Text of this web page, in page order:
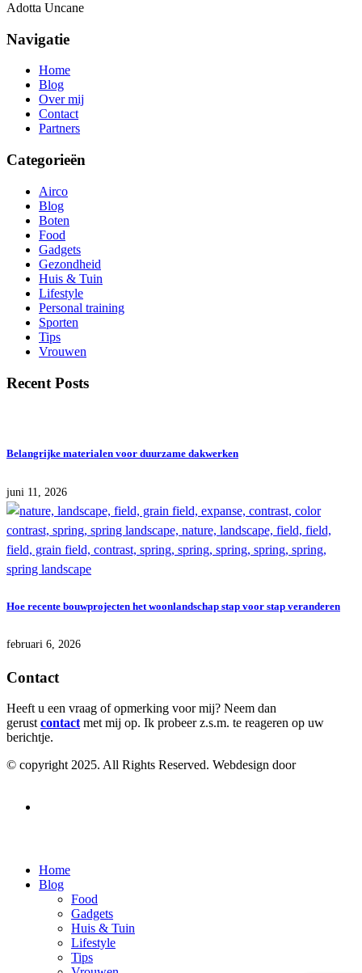
Adotta Uncane
Navigatie
Home
Blog
Over mij
Contact
Partners
Categorieën
Airco
Blog
Boten
Food
Gadgets
Gezondheid
Huis & Tuin
Lifestyle
Personal training
Sporten
Tips
Vrouwen
Recent Posts
Belangrijke materialen voor duurzame dakwerken
juni 11, 2026
Hoe recente bouwprojecten het woonlandschap stap voor stap veranderen
februari 6, 2026
Contact
Heeft u een vraag of opmerking voor mij? Neem dan
gerustcontactmet mij op. Ik probeer z.s.m. te reageren op uw
berichtje.
© copyright 2025. All Rights Reserved. Webdesign door
Home
Blog
Food
Gadgets
Huis & Tuin
Lifestyle
Tips